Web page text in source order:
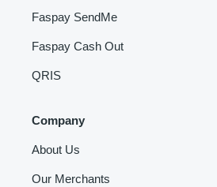
Faspay SendMe
Faspay Cash Out
QRIS
Company
About Us
Our Merchants